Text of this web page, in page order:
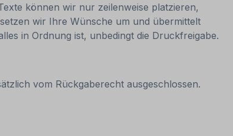
können wir nur zeilenweise platzieren,
wir Ihre Wünsche um und übermittelt
in Ordnung ist, unbedingt die Druckfreigabe.
vom Rückgaberecht ausgeschlossen.